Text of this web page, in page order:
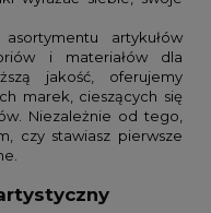
artykułów
i materiałów dla
jakość, oferujemy
marek, cieszących się
Niezależnie od tego,
czy stawiasz pierwsze